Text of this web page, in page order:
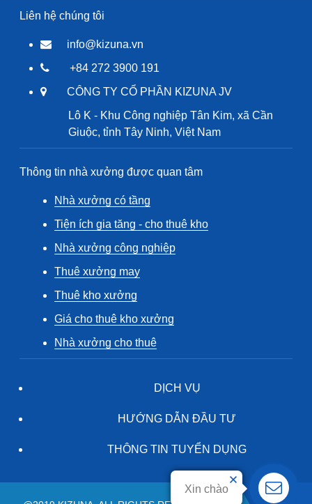
Xin chào
Liên hệ chúng tôi
info@kizuna.vn
+84 272 3900 191
CÔNG TY CỔ PHẦN KIZUNA JV
Lô K - Khu Công nghiệp Tân Kim, xã Cần
Giuộc, tỉnh Tây Ninh, Việt Nam
Thông tin nhà xưởng được quan tâm
Nhà xưởng có tầng
Tiện ích gia tăng - cho thuê kho
Nhà xưởng công nghiệp
Thuê xưởng may
Thuê kho xưởng
Giá cho thuê kho xưởng
Nhà xưởng cho thuê
DỊCH VỤ
HƯỚNG DẪN ĐẦU TƯ
THÔNG TIN TUYỂN DỤNG